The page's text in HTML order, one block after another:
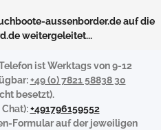
aussenborder.de auf die
weitergeleitet...
ist Werktags von 9-12
+49 (0) 7821 58838 30
besetzt).
+491796159552
Formular auf der jeweiligen